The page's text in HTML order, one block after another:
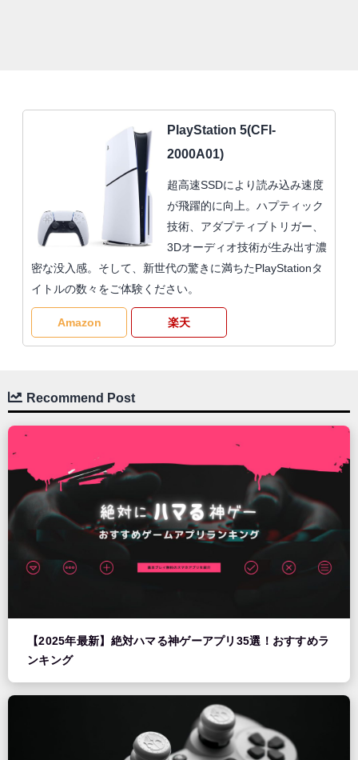
PlayStation 5(CFI-
2000A01)
超高速SSDにより読み込み速度
が飛躍的に向上。ハプティック
技術、アダプティブトリガー、
3Dオーディオ技術が生み出す濃
密な没入感。そして、新世代の驚きに満ちたPlayStationタ
イトルの数々をご体験ください。
Amazon 楽天
Recommend Post
【2025年最新】絶対ハマる神ゲーアプリ35選！おすすめラ
ンキング